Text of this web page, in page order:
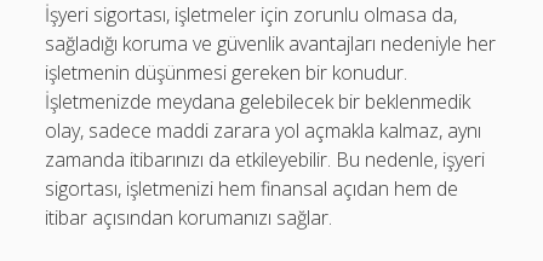
İşyeri sigortası, işletmeler için zorunlu olmasa da,
sağladığı koruma ve güvenlik avantajları nedeniyle her
işletmenin düşünmesi gereken bir konudur.
İşletmenizde meydana gelebilecek bir beklenmedik
olay, sadece maddi zarara yol açmakla kalmaz, aynı
zamanda itibarınızı da etkileyebilir. Bu nedenle, işyeri
sigortası, işletmenizi hem finansal açıdan hem de
itibar açısından korumanızı sağlar.